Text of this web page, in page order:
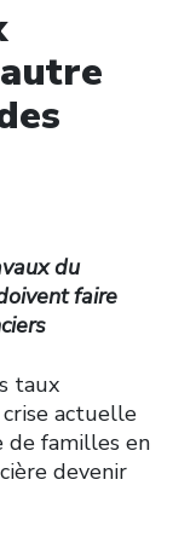
du
faire
taux
crise actuelle
de familles en
devenir